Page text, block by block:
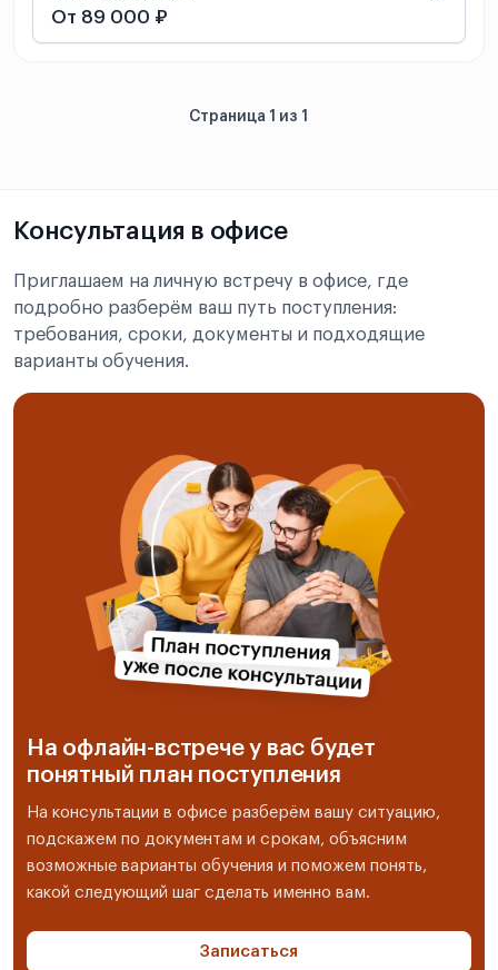
От 89 000 ₽
Страница 1 из 1
Консультация в офисе
Приглашаем на личную встречу в офисе, где
подробно разберём ваш путь поступления:
требования, сроки, документы и подходящие
варианты обучения.
На офлайн-встрече у вас будет
понятный план поступления
На консультации в офисе разберём вашу ситуацию,
подскажем по документам и срокам, объясним
возможные варианты обучения и поможем понять,
какой следующий шаг сделать именно вам.
Записаться